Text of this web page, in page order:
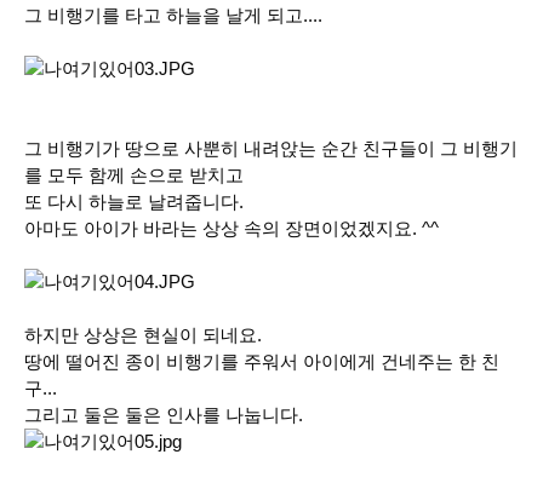
그 비행기를 타고 하늘을 날게 되고....
그 비행기가 땅으로 사뿐히 내려앉는 순간 친구들이 그 비행기
를 모두 함께 손으로 받치고
또 다시 하늘로 날려줍니다.
아마도 아이가 바라는 상상 속의 장면이었겠지요. ^^
하지만 상상은 현실이 되네요.
땅에 떨어진 종이 비행기를 주워서 아이에게 건네주는 한 친
구...
그리고 둘은 둘은 인사를 나눕니다.